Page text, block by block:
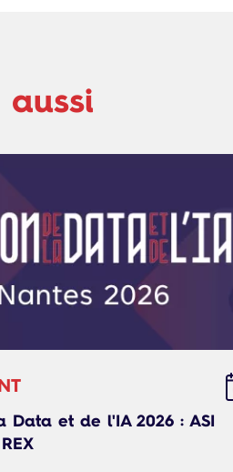
aussi
Data et de l'IA 2026 : ASI